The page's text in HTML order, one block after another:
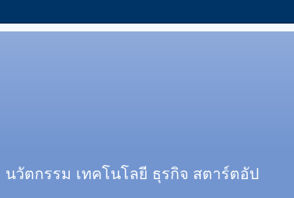
นวัตกรรม เทคโนโลยี ธุรกิจ สตาร์ตอัป